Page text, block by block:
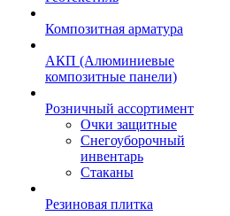
Композитная арматура
АКП (Алюминиевые
композитные панели)
Розничный ассортимент
Очки защитные
Снегоуборочный
инвентарь
Стаканы
Резиновая плитка